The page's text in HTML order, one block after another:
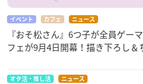
イベント カフェ ニュース
『おそ松さん』6つ子が全員ゲー
フェが9月4日開幕！描き下ろし＆
オタ活・推し活 ニュース